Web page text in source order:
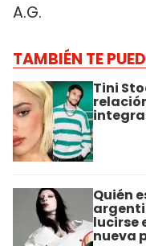
A.G.
TAMBIÉN TE
Tini
Quién
lucirse
nueva